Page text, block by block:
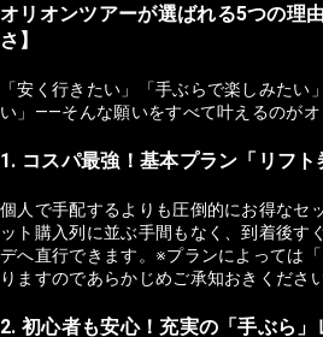
オリオンツアーが選ばれる5つの理
さ】
「安く行きたい」「手ぶらで楽しみたい
い」——そんな願いをすべて叶えるのがオ
1. コスパ最強！基本プラン「リフ
個人で手配するよりも圧倒的にお得なセ
ット購入列に並ぶ手間もなく、到着後す
デへ直行できます。※プランによっては
りますのであらかじめご承知おきください
2. 初心者も安心！充実の「手ぶら